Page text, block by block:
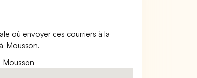
où envoyer des courriers à la
Mousson.